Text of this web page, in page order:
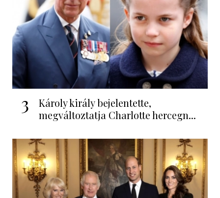
3
Károly király bejelentette,
megváltoztatja Charlotte hercegn...